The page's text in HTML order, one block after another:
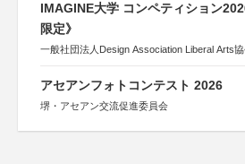
IMAGINE大学 コンペティション
限定》
一般社団法人Design Association Liberal Arts
アセアンフォトコンテスト 2026
堺・アセアン交流促進委員会